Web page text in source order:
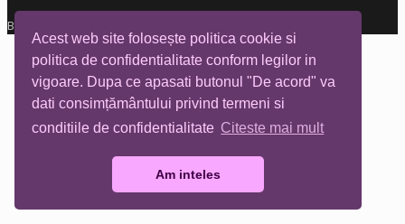
Acest web site folosește politica cookie si
politica de confidentialitate conform legilor in
vigoare. Dupa ce apasati butonul "De acord" va
dati consimțământului privind termeni si
conditiile de confidentialitate Citeste mai mult
Am inteles
Biblioteca Tia Mare © All rights reserved